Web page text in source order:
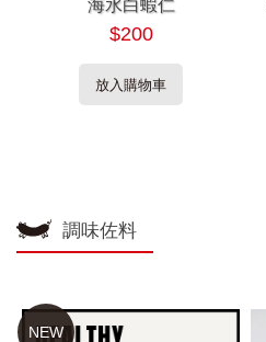
海水白蝦仁
$200
放入購物車
調味佐料
NEW